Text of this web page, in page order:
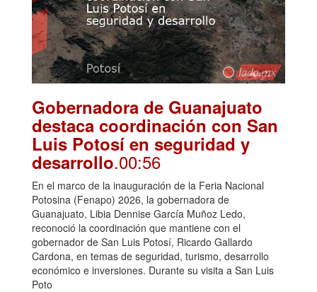
Gobernadora de Guanajuato
destaca coordinación con San
Luis Potosí en seguridad y
desarrollo.00:56
En el marco de la inauguración de la Feria Nacional
Potosina (Fenapo) 2026, la gobernadora de
Guanajuato, Libia Dennise García Muñoz Ledo,
reconoció la coordinación que mantiene con el
gobernador de San Luis Potosí, Ricardo Gallardo
Cardona, en temas de seguridad, turismo, desarrollo
económico e inversiones. Durante su visita a San Luis
Poto